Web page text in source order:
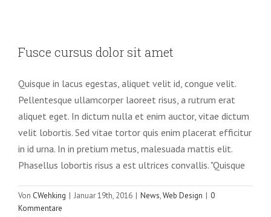
News Web Design
Fusce cursus dolor sit amet
Quisque in lacus egestas, aliquet velit id, congue velit.
Pellentesque ullamcorper laoreet risus, a rutrum erat
aliquet eget. In dictum nulla et enim auctor, vitae dictum
velit lobortis. Sed vitae tortor quis enim placerat efficitur
in id urna. In in pretium metus, malesuada mattis elit.
Phasellus lobortis risus a est ultrices convallis. "Quisque
Von CWehking | Januar 19th, 2016 | News,Web Design | 0
Kommentare